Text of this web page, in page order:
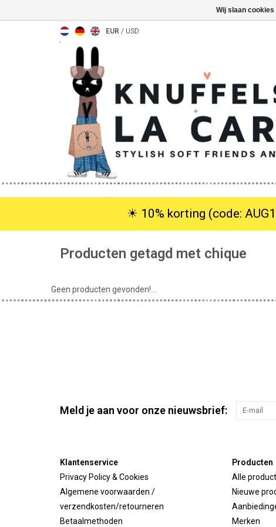
EUR / USD
☀︎ 10% korting (code:
Producten getagd met chique
Geen producten gevonden!...
Meld je aan voor onze nieuwsbrief:
Klantenservice
Privacy Policy & Cookies
Algemene voorwaarden /
verzendkosten/retourneren
Betaalmethoden
Producten
Alle
Nieuwe
Merken
Wij slaan